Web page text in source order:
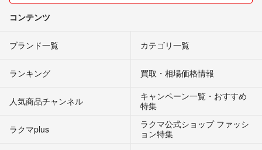
コンテンツ
ブランド一覧 カテゴリ一覧
ランキング 買取・相場価格情報
人気商品チャンネル
キャンペーン一覧・おすすめ
特集
ラクマplus
ラクマ公式ショップ ファッシ
ョン特集